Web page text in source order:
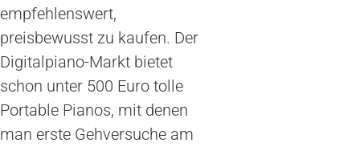
empfehlenswert,
preisbewusst zu kaufen. Der
Digitalpiano-Markt bietet
schon unter 500 Euro tolle
Portable Pianos, mit denen
man erste Gehversuche am